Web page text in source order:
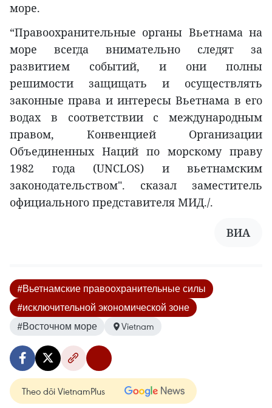
море.
“Правоохранительные органы Вьетнама на
море всегда внимательно следят за
развитием событий, и они полны
решимости защищать и осуществлять
законные права и интересы Вьетнама в его
водах в соответствии с международным
правом, Конвенцией Организации
Объединенных Наций по морскому праву
1982 года (UNCLOS) и вьетнамским
законодательством". сказал заместитель
официального представителя МИД./.
ВИА
#Вьетнамские правоохранительные силы
#исключительной экономической зоне
#Восточном море
Vietnam
Theo dõi VietnamPlus